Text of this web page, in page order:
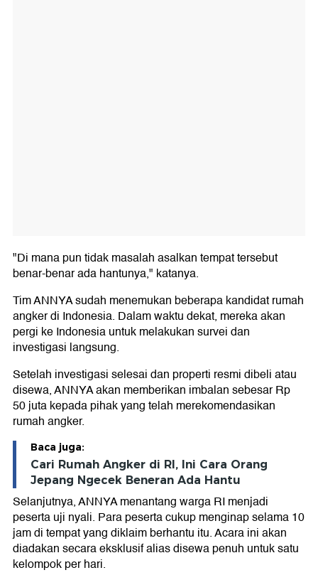
"Di mana pun tidak masalah asalkan tempat tersebut
benar-benar ada hantunya," katanya.
Tim ANNYA sudah menemukan beberapa kandidat rumah
angker di Indonesia. Dalam waktu dekat, mereka akan
pergi ke Indonesia untuk melakukan survei dan
investigasi langsung.
Setelah investigasi selesai dan properti resmi dibeli atau
disewa, ANNYA akan memberikan imbalan sebesar Rp
50 juta kepada pihak yang telah merekomendasikan
rumah angker.
Baca juga:
Cari Rumah Angker di RI, Ini Cara Orang
Jepang Ngecek Beneran Ada Hantu
Selanjutnya, ANNYA menantang warga RI menjadi
peserta uji nyali. Para peserta cukup menginap selama 10
jam di tempat yang diklaim berhantu itu. Acara ini akan
diadakan secara eksklusif alias disewa penuh untuk satu
kelompok per hari.